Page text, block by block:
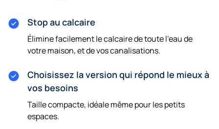
Stop au calcaire
Élimine facilement le calcaire de toute l'eau de
votre maison, et de vos canalisations.
Choisissez la version qui répond le mieux à
vos besoins
Taille compacte, idéale même pour les petits
espaces.